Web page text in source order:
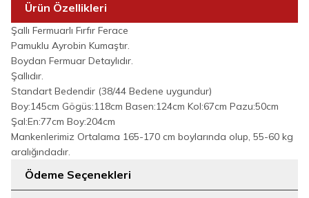
Ürün Özellikleri
Şallı Fermuarlı Fırfır Ferace
Pamuklu Ayrobin Kumaştır.
Boydan Fermuar Detaylıdır.
Şallıdır.
Standart Bedendir (38/44 Bedene uygundur)
Boy:145cm Gögüs:118cm Basen:124cm Kol:67cm Pazu:50cm
Şal:En:77cm Boy:204cm
Mankenlerimiz Ortalama 165-170 cm boylarında olup, 55-60 kg
aralığındadır.
Ödeme Seçenekleri